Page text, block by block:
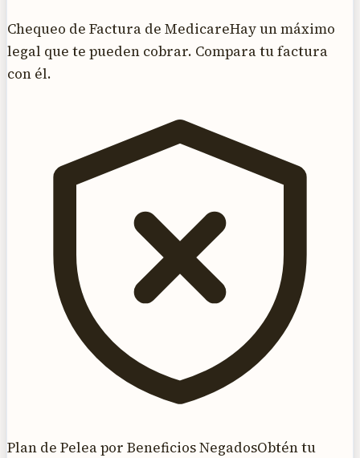
Chequeo de Factura de MedicareHay un máximo
legal que te pueden cobrar. Compara tu factura
con él.
Plan de Pelea por Beneficios NegadosObtén tu